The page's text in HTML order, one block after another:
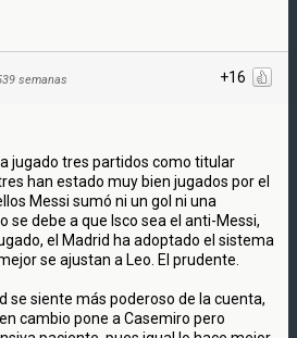
+16
semanas
jugado tres partidos como titular
han estado muy bien jugados por el
Messi sumó ni un gol ni una
se debe a que Isco sea el anti-Messi,
el Madrid ha adoptado el sistema
se ajustan a Leo. El prudente.
se siente más poderoso de la cuenta,
cambio pone a Casemiro pero